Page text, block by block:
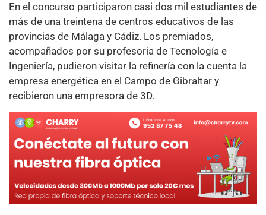
En el concurso participaron casi dos mil estudiantes de
más de una treintena de centros educativos de las
provincias de Málaga y Cádiz. Los premiados,
acompañados por su profesoria de Tecnología e
Ingeniería, pudieron visitar la refinería con la cuenta la
empresa energética en el Campo de Gibraltar y
recibieron una empresora de 3D.